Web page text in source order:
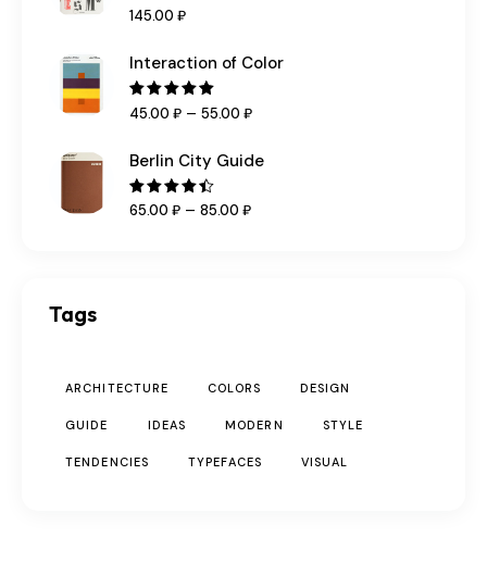
Оценка
5.00 из 5
145.00 ₽
Interaction of Color
Оценка
5.00из 5
45.00 ₽ – 55.00 ₽
Berlin City Guide
Оценка
65.00 ₽ – 85.00 ₽
Tags
ARCHITECTURE COLORS DESIGN
GUIDE IDEAS MODERN STYLE
TENDENCIES TYPEFACES VISUAL